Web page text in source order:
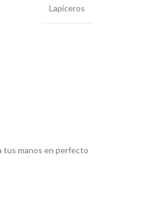
Lapiceros
tus manos en perfecto